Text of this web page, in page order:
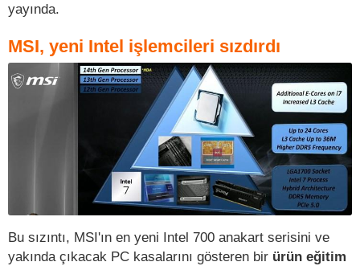
yayında.
MSI, yeni Intel işlemcileri sızdırdı
Bu sızıntı, MSI'ın en yeni Intel 700 anakart serisini ve
yakında çıkacak PC kasalarını gösteren bir ürün eğitim